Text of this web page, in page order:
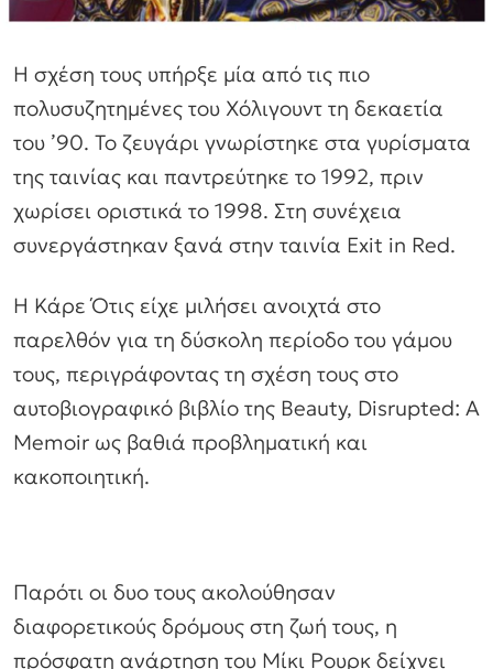
Η σχέση τους υπήρξε μία από τις πιο
πολυσυζητημένες του Χόλιγουντ τη δεκαετία
του ’90. Το ζευγάρι γνωρίστηκε στα γυρίσματα
της ταινίας και παντρεύτηκε το 1992, πριν
χωρίσει οριστικά το 1998. Στη συνέχεια
συνεργάστηκαν ξανά στην ταινία Exit in Red.
Η Κάρε Ότις είχε μιλήσει ανοιχτά στο
παρελθόν για τη δύσκολη περίοδο του γάμου
τους, περιγράφοντας τη σχέση τους στο
αυτοβιογραφικό βιβλίο της Beauty, Disrupted: A
Memoir ως βαθιά προβληματική και
κακοποιητική.
Παρότι οι δυο τους ακολούθησαν
διαφορετικούς δρόμους στη ζωή τους, η
πρόσφατη ανάρτηση του Μίκι Ρουρκ δείχνει